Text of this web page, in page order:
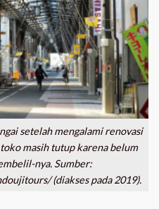
setelah mengalami renovasi
masih tutup karena belum
nya. Sumber:
(diakses pada 2019).